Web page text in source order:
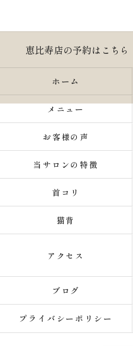
恵比寿店の予約はこちら
ホーム
メニュー
お客様の声
当サロンの特徴
首コリ
猫背
アクセス
ブログ
プライバシーポリシー